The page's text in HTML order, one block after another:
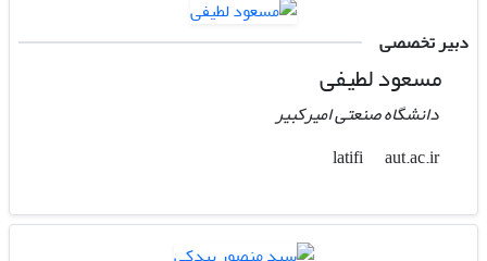
دبیر تخصصی
مسعود لطیفی
دانشگاه صنعتی امیرکبیر
latifi
aut.ac.ir